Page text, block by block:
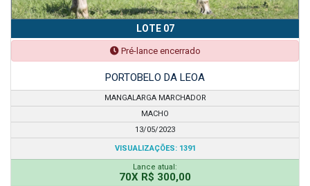
LOTE 07
Pré-lance encerrado
PORTOBELO DA LEOA
MANGALARGA MARCHADOR
MACHO
13/05/2023
VISUALIZAÇÕES: 1391
Lance atual:
70X R$ 300,00